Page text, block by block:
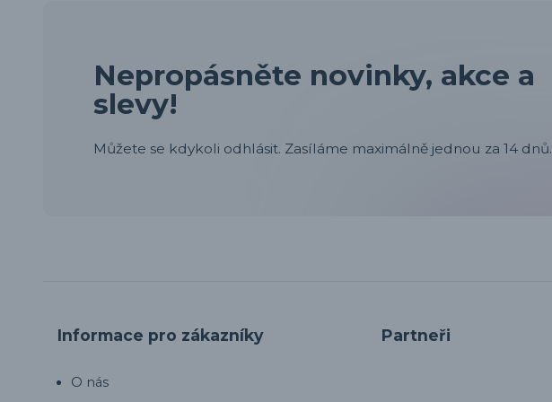
Nepropásněte novinky, akce a
slevy!
Můžete se kdykoli odhlásit. Zasíláme maximálně jednou za 14 dnů.
Informace pro zákazníky
O nás
Partneři